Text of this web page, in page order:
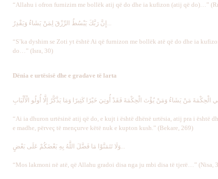
“Allahu i ofron furnizim me bollëk atij që do dhe ia kufizon (atij që do)…”
إِنَّ رَبَّكَ يَبْسُطُ الرِّزْقَ لِمَنْ يَشَاءُ وَيَقْدِرُ...
“S’ka dyshim se Zoti yt është Ai që furnizon me bollëk atë që do dhe ia
do…” (Isra, 30)
Dënia e urtësisë dhe e gradave të larta
“Ai ia dhuron urtësinë atij që do, e kujt i është dhënë urtësia, atij pra i është
e madhe, përveç të mençurve këtë nuk e kupton kush.” (Bekare, 269)
وَلَا تَتَمَنَّوْا مَا فَضَّلَ اللَّهُ بِهِ بَعْضَكُمْ عَلَى بَعْضٍ...
“Mos lakmoni në atë, që Allahu gradoi disa nga ju mbi disa të tjerë…” (Nisa,